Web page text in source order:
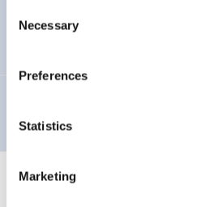
Selection
Necessary
Preferences
Statistics
Marketing
Wirkungsanalyse der
des Bundes